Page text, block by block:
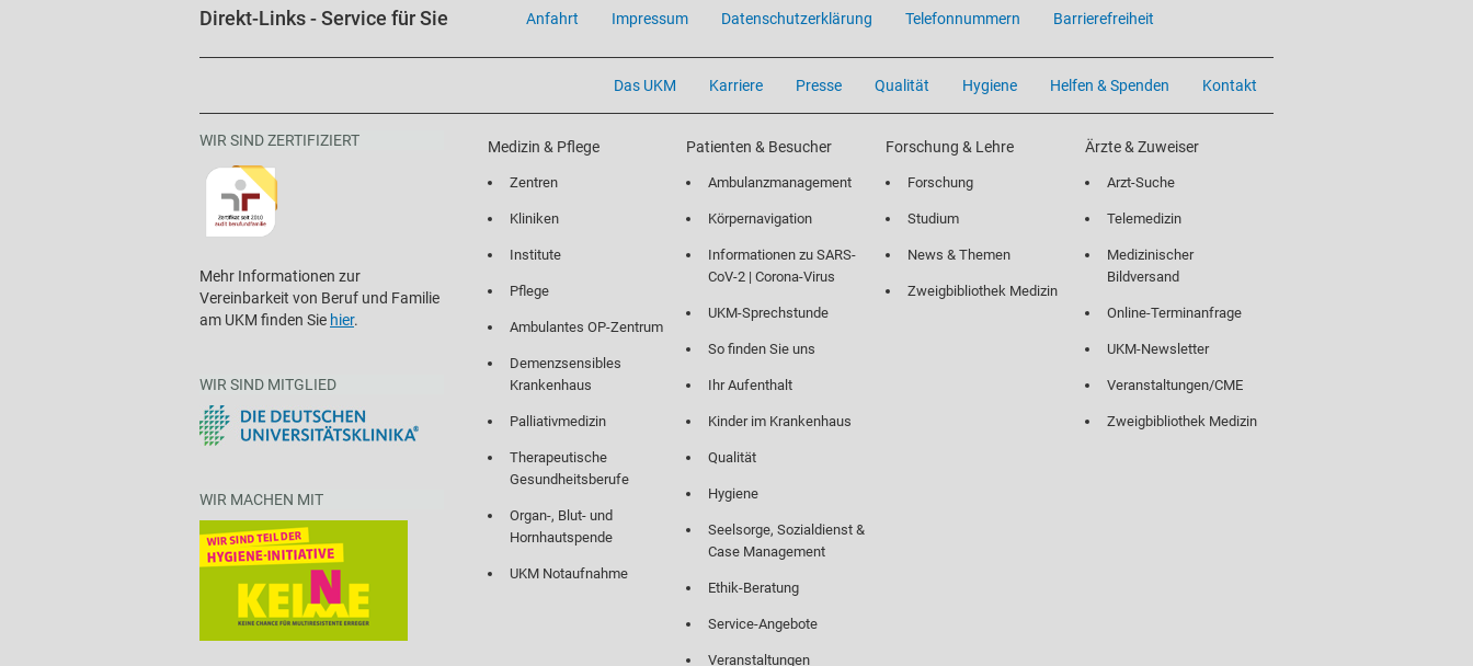
Direkt-Links - Service für Sie Anfahrt Impressum Datenschutzerklärung Telefonnummern Barrierefreiheit
Das UKM Karriere Presse Qualität Hygiene Helfen & Spenden Kontakt
WIR SIND ZERTIFIZIERT
Mehr Informationen zur
Vereinbarkeit von Beruf und Familie
am UKM finden Sie hier.
WIR SIND MITGLIED
WIR MACHEN MIT
Medizin & Pflege
Zentren
Kliniken
Institute
Pflege
Ambulantes OP-Zentrum
Demenzsensibles
Krankenhaus
Palliativmedizin
Therapeutische
Gesundheitsberufe
Organ-, Blut- und
Hornhautspende
UKM Notaufnahme
Patienten & Besucher
Ambulanzmanagement
Körpernavigation
Informationen zu SARS-
CoV-2 | Corona-Virus
UKM-Sprechstunde
So finden Sie uns
Ihr Aufenthalt
Kinder im Krankenhaus
Qualität
Hygiene
Seelsorge, Sozialdienst &
Case Management
Ethik-Beratung
Service-Angebote
Veranstaltungen
Forschung & Lehre
Forschung
Studium
News & Themen
Zweigbibliothek Medizin
Ärzte & Zuweiser
Arzt-Suche
Telemedizin
Medizinischer
Bildversand
Online-Terminanfrage
UKM-Newsletter
Veranstaltungen/CME
Zweigbibliothek Medizin